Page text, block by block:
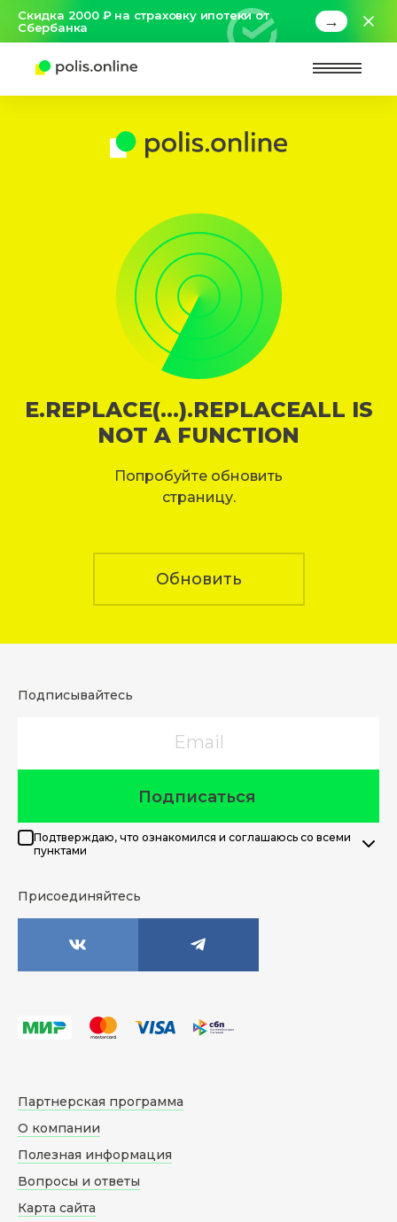
Скидка 2000 ₽ на страховку ипотеки от
Сбербанка
→
E.REPLACE(...).REPLACEALL IS
NOT A FUNCTION
Попробуйте обновить
страницу.
Обновить
Подписывайтесь
Подписаться
Подтверждаю, что ознакомился и соглашаюсь со всеми
пунктами
Присоединяйтесь
Партнерская программа
О компании
Полезная информация
Вопросы и ответы
Карта сайта